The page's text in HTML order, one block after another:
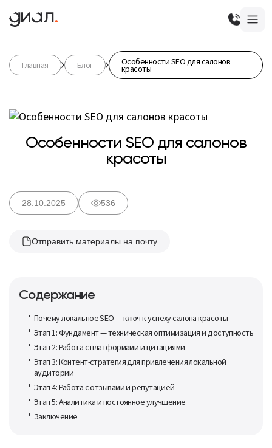
Главная Блог Особенности SEO для салонов
красоты
Особенности SEO для салонов
красоты
28.10.2025 536
Отправить материалы на почту
Содержание
Почему локальное SEO — ключ к успеху салона красоты
Этап 1: Фундамент — техническая оптимизация и доступность
Этап 2: Работа с платформами и цитациями
Этап 3: Контент-стратегия для привлечения локальной
аудитории
Этап 4: Работа с отзывами и репутацией
Этап 5: Аналитика и постоянное улучшение
Заключение